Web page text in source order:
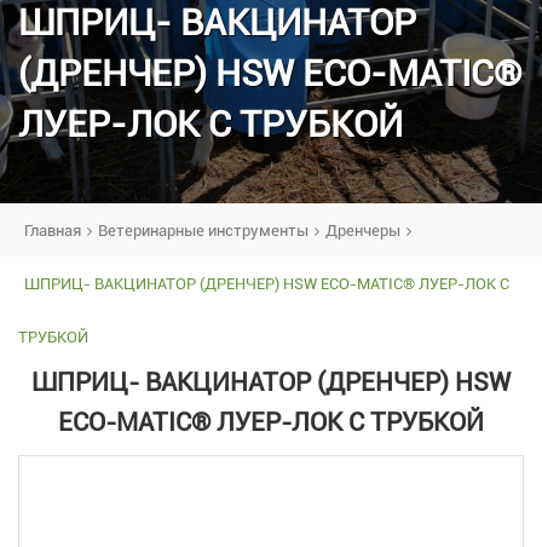
ШПРИЦ- ВАКЦИНАТОР
(ДРЕНЧЕР) HSW ECO-MATIC®
ЛУЕР-ЛОК С ТРУБКОЙ
Главная Ветеринарные инструменты Дренчеры
ШПРИЦ- ВАКЦИНАТОР (ДРЕНЧЕР) HSW ECO-MATIC® ЛУЕР-ЛОК С
ТРУБКОЙ
ШПРИЦ- ВАКЦИНАТОР (ДРЕНЧЕР) HSW
ECO-MATIC® ЛУЕР-ЛОК С ТРУБКОЙ